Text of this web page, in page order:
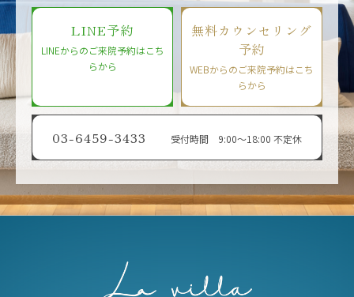
LINE予約
LINEからのご来院予約はこち
らから
無料カウンセリング
予約
WEBからのご来院予約はこち
らから
03-6459-3433 受付時間 9:00〜18:00 不定休